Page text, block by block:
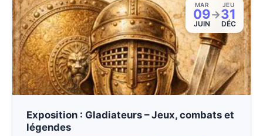
MAR
09
JUIN
→
JEU
31
DÉC
Exposition : Gladiateurs – Jeux, combats et
légendes